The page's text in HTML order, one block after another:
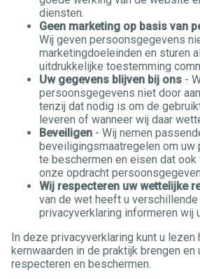
diensten.
Geen marketing op basis van
Wij geven persoonsgegevens
marketingdoeleinden en sturen
uitdrukkelijke toestemming
Uw gegevens blijven bij ons -
persoonsgegevens niet door
tenzij dat nodig is om de
leveren of wanneer wij daar
Beveiligen - Wij nemen
beveiligingsmaatregelen om uw
te beschermen en eisen dat ook
onze opdracht
Wij respecteren uw wettelijke
van de wet heeft u
privacyverklaring informeren wij
In deze privacyverklaring kunt u lezen
kernwaarden in de praktijk brengen
respecteren en beschermen.